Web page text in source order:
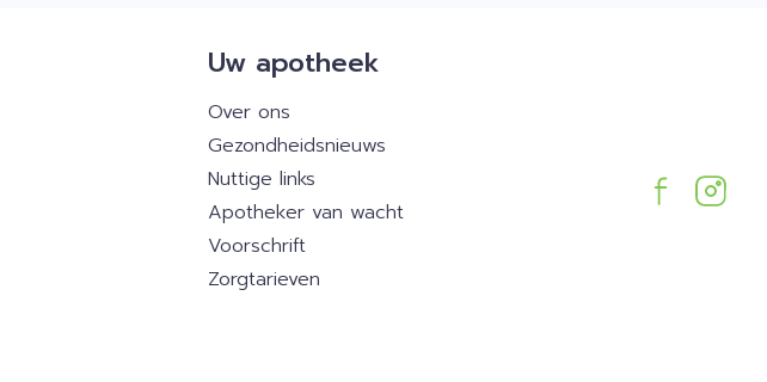
Uw apotheek
Over ons
Gezondheidsnieuws
Nuttige links
Apotheker van wacht
Voorschrift
Zorgtarieven